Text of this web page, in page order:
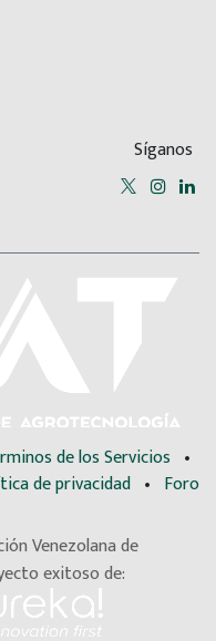
Síganos
de los Servicios •
de privacidad • Foro
Venezolana de
exitoso de: